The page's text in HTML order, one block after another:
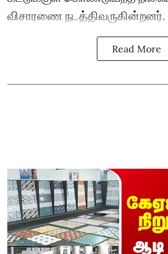
விசாரணை நடத்திவருகின்றனர். ...
Read More